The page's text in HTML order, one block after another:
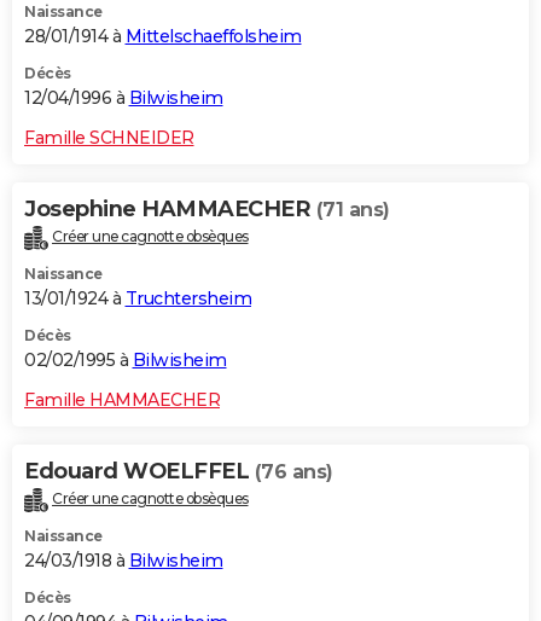
Naissance
28/01/1914 à Mittelschaeffolsheim
Décès
12/04/1996 à Bilwisheim
Famille SCHNEIDER
Josephine HAMMAECHER (71 ans)
Créer une cagnotte obsèques
Naissance
13/01/1924 à Truchtersheim
Décès
02/02/1995 à Bilwisheim
Famille HAMMAECHER
Edouard WOELFFEL (76 ans)
Créer une cagnotte obsèques
Naissance
24/03/1918 à Bilwisheim
Décès